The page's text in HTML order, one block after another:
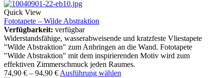
Quick View
Fototapete – Wilde Abstraktion
Verfügbarkeit: verfügbar
Widerstandsfähige, wasserabweisende und kratzfeste Vliestapete
"Wilde Abstraktion" zum Anbringen an die Wand. Fototapete
"Wilde Abstraktion" mit dem inspirierenden Motiv wird zum
effektiven Zimmerschmuck jeden Raumes.
74,90 € – 94,90 € Ausführung wählen